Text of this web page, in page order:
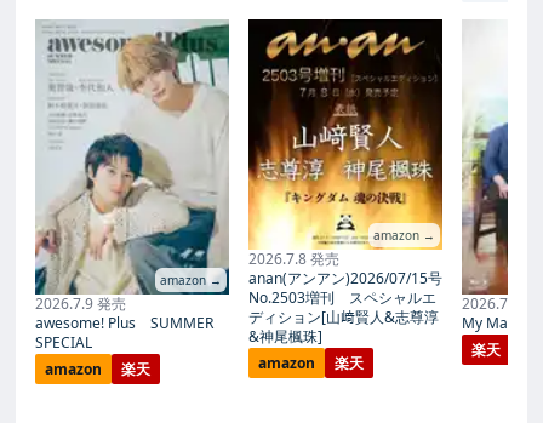
amazon →
2026.7.9 発売
awesome! Plus SUMMER
SPECIAL
amazon
楽天
amazon →
2026.7.8 発売
anan(アンアン)2026/07/15号
No.2503増刊 スペシャルエ
ディション[山﨑賢人&志尊淳
&神尾楓珠]
amazon
楽天
2026.7.27
My Magic
楽天